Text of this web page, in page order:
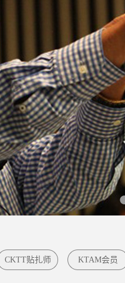
CKTT贴扎师 KTAM会员